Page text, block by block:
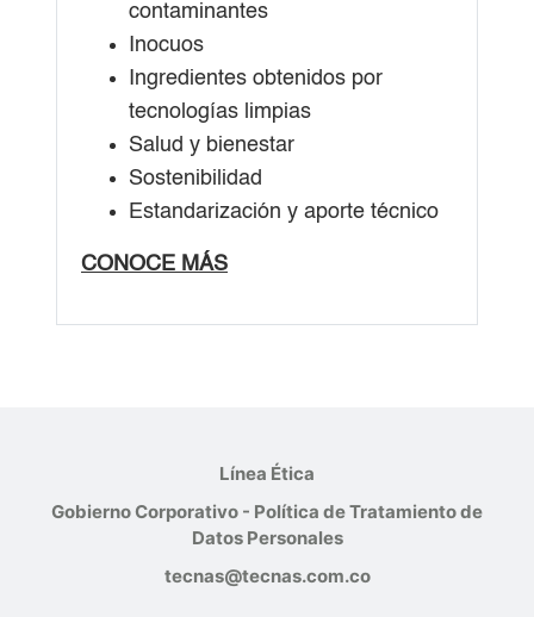
contaminantes
Inocuos
Ingredientes obtenidos por
tecnologías limpias
Salud y bienestar
Sostenibilidad
Estandarización y aporte técnico
CONOCE MÁS
Línea Ética
Gobierno Corporativo - Política de Tratamiento de
Datos Personales
tecnas@tecnas.com.co